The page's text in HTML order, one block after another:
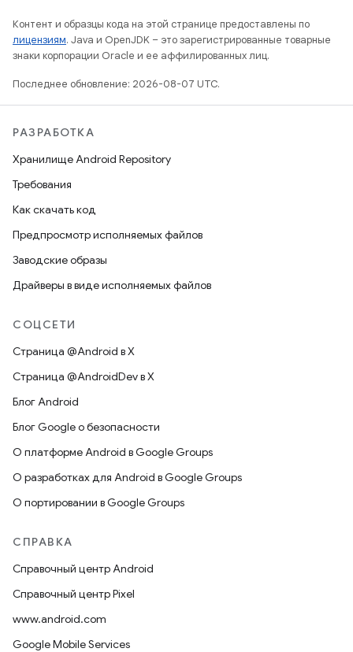
Контент и образцы кода на этой странице предоставлены по
лицензиям. Java и OpenJDK – это зарегистрированные товарные
знаки корпорации Oracle и ее аффилированных лиц.
Последнее обновление: 2026-08-07 UTC.
РАЗРАБОТКА
Хранилище Android Repository
Требования
Как скачать код
Предпросмотр исполняемых файлов
Заводские образы
Драйверы в виде исполняемых файлов
СОЦСЕТИ
Страница @Android в X
Страница @AndroidDev в X
Блог Android
Блог Google о безопасности
О платформе Android в Google Groups
О разработках для Android в Google Groups
О портировании в Google Groups
СПРАВКА
Справочный центр Android
Справочный центр Pixel
www.android.com
Google Mobile Services